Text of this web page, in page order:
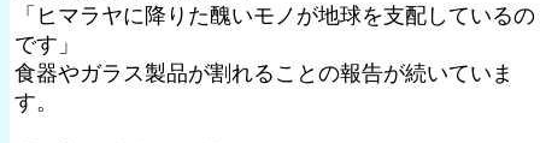
「ヒマラヤに降りた醜いモノが地球を支配しているの
です」
食器やガラス製品が割れることの報告が続いていま
す。